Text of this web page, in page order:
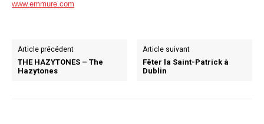
www.emmure.com
Article précédent
THE HAZYTONES – The
Hazytones
Article suivant
Fêter la Saint-Patrick à
Dublin